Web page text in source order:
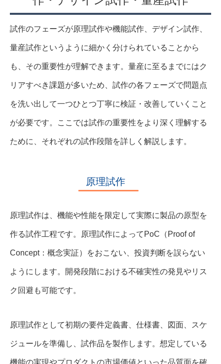
試作のフェーズが原理試作や機能試作、デザイン試作、
量産試作というように細かく分けられていることから
も、その重要性が理解できます。量産に至るまでにはク
リアすべき課題が多いため、試作の各フェーズで問題点
を洗い出して一つひとつ丁寧に検証・改善していくこと
が必要です。ここでは試作の重要性をより深く理解する
ために、それぞれの試作段階を詳しく解説します。
原理試作
原理試作は、機能や性能を限定して実際に製品の原型を
作る試作工程です。原理試作によってPoC（Proof of
Concept：概念実証）をおこない、投資判断を誤らない
ようにします。開発段階における不確実性の発見やリス
ク回避も可能です。
原理試作として初期の要件定義書、仕様書、図面、スケ
ジュールを準備し、試作品を製作します。想定している
機能の実現やプロダクトの市場価値といった品質面を確